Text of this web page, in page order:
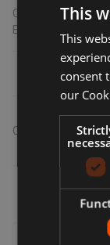
Certificado
EPREL
Compartir
This
This
consent
our